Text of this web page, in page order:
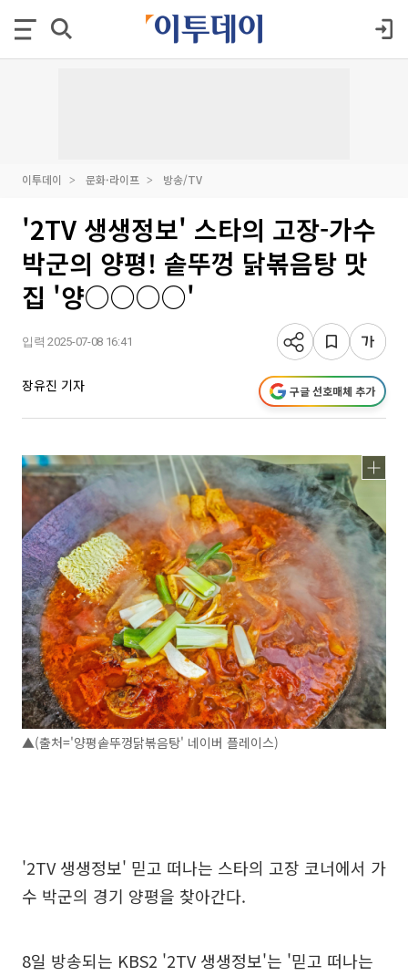
이투데이 문화·라이프 방송/TV
'2TV 생생정보' 스타의 고장-가수
박군의 양평! 솥뚜껑 닭볶음탕 맛
집 '양○○○○'
입력 2025-07-08 16:41
장유진 기자 구글 선호매체 추가
▲(출처='양평솥뚜껑닭볶음탕' 네이버 플레이스)
'2TV 생생정보' 믿고 떠나는 스타의 고장 코너에서 가
수 박군의 경기 양평을 찾아간다.
8일 방송되는 KBS2 '2TV 생생정보'는 '믿고 떠나는